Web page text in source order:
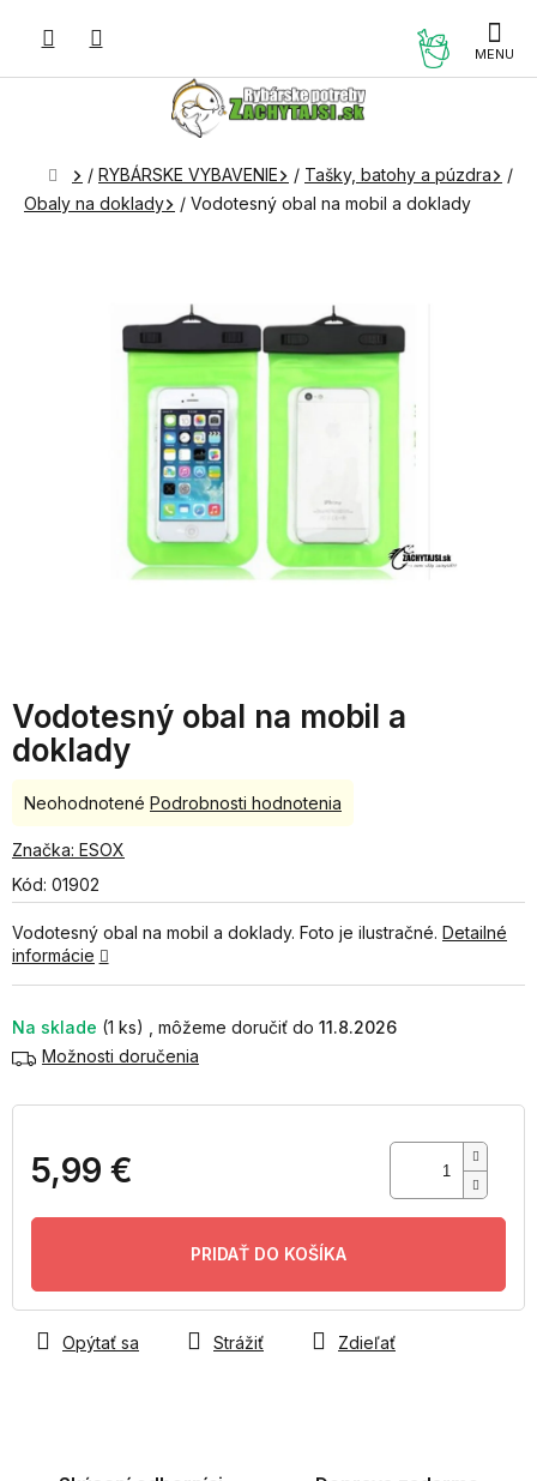
Domov
/ RYBÁRSKE VYBAVENIE / Tašky, batohy a púzdra
/
Obaly na doklady
/ Vodotesný obal na mobil a doklady
Vodotesný obal na mobil a
doklady
Kód: 01902
Na sklade (1 ks)
11.8.2026
Možnosti doručenia
5,99 €
PRIDAŤ DO KOŠÍKA
Vodotesný obal na mobil a doklady. Foto je ilustračné. Detailné
informácie
Opýtať sa Strážiť Zdieľať
Priemerné
produktu
0,0
5
hviezdičiek.
Neohodnotené Podrobnosti hodnotenia
Značka: ESOX